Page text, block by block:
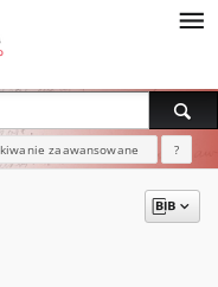
zaawansowane ?